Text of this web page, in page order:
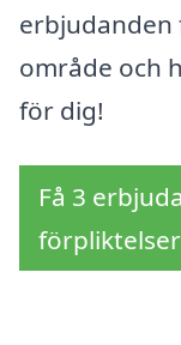
område och
för dig!
Få 3
förpliktelser